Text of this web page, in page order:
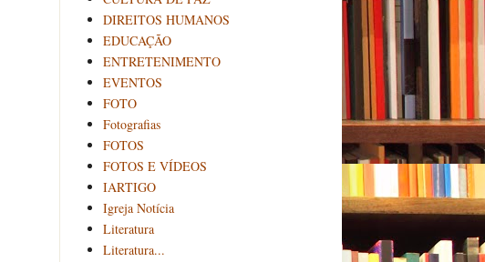
DIREITOS HUMANOS
EDUCAÇÃO
ENTRETENIMENTO
EVENTOS
FOTO
Fotografias
FOTOS
FOTOS E VÍDEOS
IARTIGO
Igreja Notícia
Literatura
Literatura...